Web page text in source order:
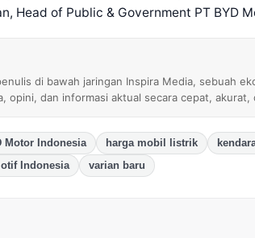
Head of Public & Government PT BYD
di bawah jaringan Inspira Media, sebuah
opini, dan informasi aktual secara cepat, akurat,
Motor Indonesia harga mobil listrik
Indonesia varian baru